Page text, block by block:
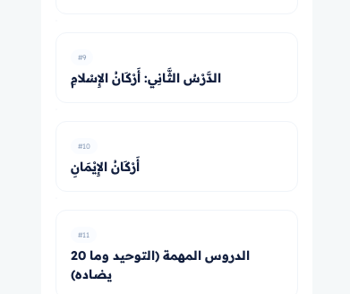
#9
الدَّرْسُ الثَّانِي: أَرْكَانُ الإِسْلامِ
#10
أَرْكَانُ الإِيْمَانِ
#11
20 الدروس المهمة (التوحيد وما
يضاده)